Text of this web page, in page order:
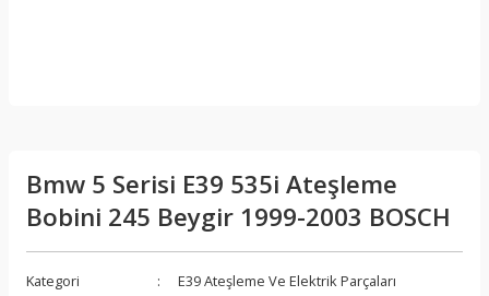
Bmw 5 Serisi E39 535i Ateşleme
Bobini 245 Beygir 1999-2003 BOSCH
Kategori
E39 Ateşleme Ve Elektrik Parçaları